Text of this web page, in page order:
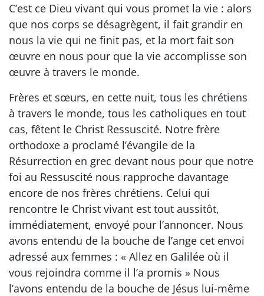
C’est ce Dieu vivant qui vous promet la vie : alors
que nos corps se désagrègent, il fait grandir en
nous la vie qui ne finit pas, et la mort fait son
œuvre en nous pour que la vie accomplisse son
œuvre à travers le monde.
Frères et sœurs, en cette nuit, tous les chrétiens
à travers le monde, tous les catholiques en tout
cas, fêtent le Christ Ressuscité. Notre frère
orthodoxe a proclamé l’évangile de la
Résurrection en grec devant nous pour que notre
foi au Ressuscité nous rapproche davantage
encore de nos frères chrétiens. Celui qui
rencontre le Christ vivant est tout aussitôt,
immédiatement, envoyé pour l’annoncer. Nous
avons entendu de la bouche de l’ange cet envoi
adressé aux femmes : « Allez en Galilée où il
vous rejoindra comme il l’a promis » Nous
l’avons entendu de la bouche de Jésus lui-même